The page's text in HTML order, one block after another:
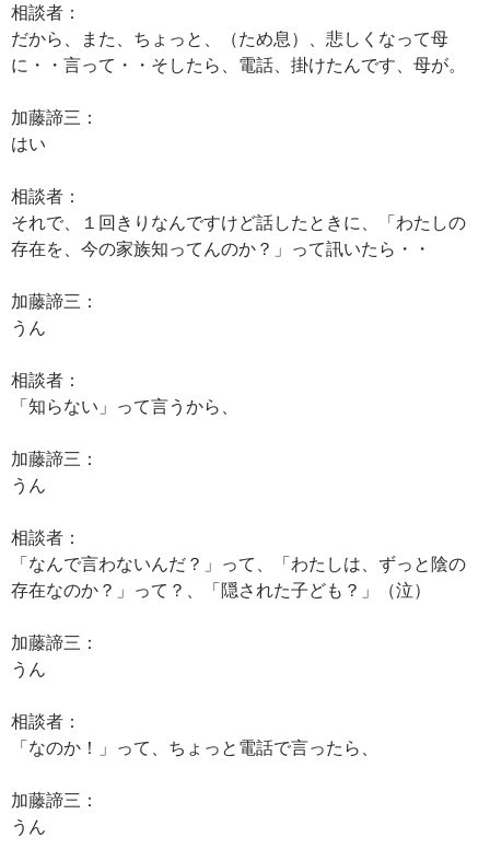
相談者：
だから、また、ちょっと、（ため息）、悲しくなって母
に・・言って・・そしたら、電話、掛けたんです、母が。
加藤諦三：
はい
相談者：
それで、１回きりなんですけど話したときに、「わたしの
存在を、今の家族知ってんのか？」って訊いたら・・
加藤諦三：
うん
相談者：
「知らない」って言うから、
加藤諦三：
うん
相談者：
「なんで言わないんだ？」って、「わたしは、ずっと陰の
存在なのか？」って？、「隠された子ども？」（泣）
加藤諦三：
うん
相談者：
「なのか！」って、ちょっと電話で言ったら、
加藤諦三：
うん